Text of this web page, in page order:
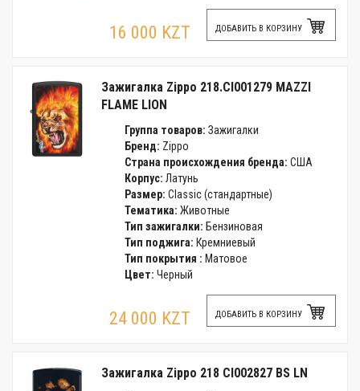
16 000 KZT ДОБАВИТЬ В КОРЗИНУ
Зажигалка Zippo 218.CI001279 MAZZI
FLAME LION
Группа товаров: Зажигалки
Бренд: Zippo
Страна происхождения бренда: США
Корпус: Латунь
Размер: Classic (стандартные)
Тематика: Животные
Тип зажигалки: Бензиновая
Тип поджига: Кремниевый
Тип покрытия : Матовое
Цвет: Черный
24 000 KZT ДОБАВИТЬ В КОРЗИНУ
Зажигалка Zippo 218 CI002827 BS LN